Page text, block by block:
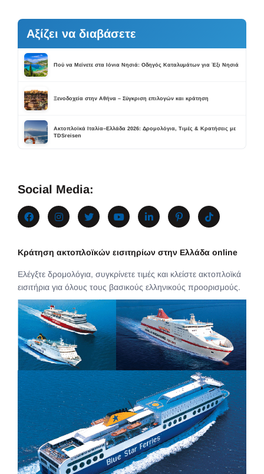
Αξίζει να διαβάσετε
Πού να Μείνετε στα Ιόνια Νησιά: Οδηγός Καταλυμάτων για Έξι Νησιά
Ξενοδοχεία στην Αθήνα – Σύγκριση επιλογών και κράτηση
Ακτοπλοϊκά Ιταλία–Ελλάδα 2026: Δρομολόγια, Τιμές & Κρατήσεις με
TDSreisen
Social Media:
Κράτηση ακτοπλοϊκών εισιτηρίων στην Ελλάδα online
Ελέγξτε δρομολόγια, συγκρίνετε τιμές και κλείστε ακτοπλοϊκά
εισιτήρια για όλους τους βασικούς ελληνικούς προορισμούς.